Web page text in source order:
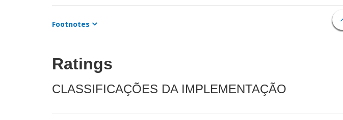
Footnotes
Ratings
CLASSIFICAÇÕES DA IMPLEMENTAÇÃO